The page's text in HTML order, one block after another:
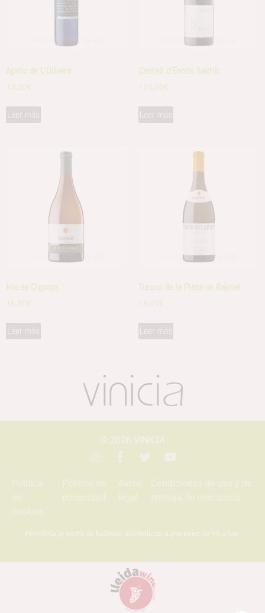
Agaliu de L’Olivera
13,20€
Leer más
Castell d’Encús Saktih
155,00€
Leer más
Niu de Cigonya
16,50€
Leer más
Turons de la Pleta de Raimat
18,95€
Leer más
© 2026 VINICIA
Política
de
cookies
Política de
privacidad
Aviso
legal
Condiciones de uso y de
entrega de mercancía
Prohibida la venta de bebidas alcohólicas a menores de 18 años.